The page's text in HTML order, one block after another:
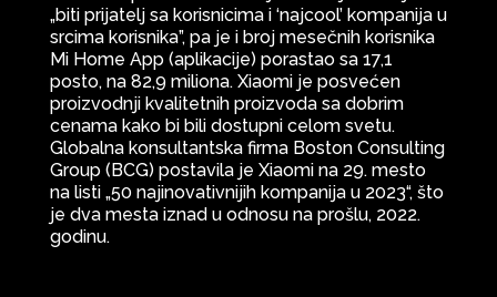
„biti prijatelj sa korisnicima i ‘najcool’ kompanija u
srcima korisnika”, pa je i broj mesečnih korisnika
Mi Home App (aplikacije) porastao sa 17,1
posto, na 82,9 miliona. Xiaomi je posvećen
proizvodnji kvalitetnih proizvoda sa dobrim
cenama kako bi bili dostupni celom svetu.
Globalna konsultantska firma Boston Consulting
Group (BCG) postavila je Xiaomi na 29. mesto
na listi „50 najinovativnijih kompanija u 2023“, što
je dva mesta iznad u odnosu na prošlu, 2022.
godinu.